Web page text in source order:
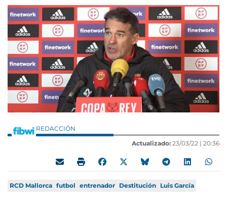
REDACCIÓN
Actualizado: 23/03/22 | 20:36
RCD Mallorca futbol entrenador Destitución Luis García